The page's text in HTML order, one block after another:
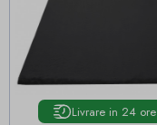
Livrare in 24 ore